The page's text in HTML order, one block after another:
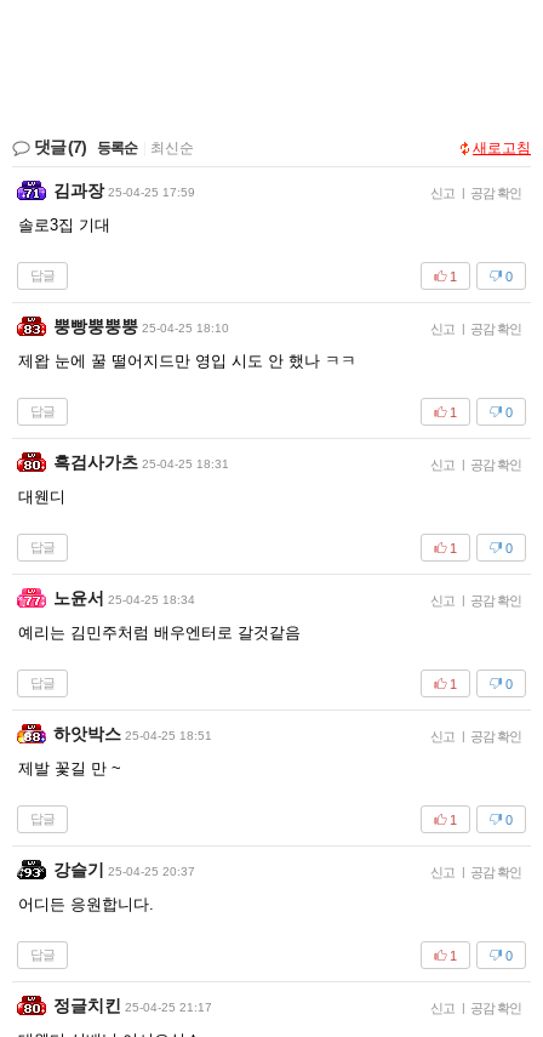
댓글(7) 등록순 최신순 새로고침
김과장 25-04-25 17:59 신고 | 공감 확인
솔로3집 기대
답글 0
1
뿡빵뿡뿡뿡 25-04-25 18:10 신고 | 공감 확인
제왑 눈에 꿀 떨어지드만 영입 시도 안 했나 ㅋㅋ
답글 0
1
흑검사가츠 25-04-25 18:31 신고 | 공감 확인
대웬디
답글 0
1
노윤서 25-04-25 18:34 신고 | 공감 확인
예리는 김민주처럼 배우엔터로 갈것같음
답글 0
1
하앗박스 25-04-25 18:51 신고 | 공감 확인
제발 꽃길 만 ~
답글 0
1
강슬기 25-04-25 20:37 신고 | 공감 확인
어디든 응원합니다.
답글 0
1
정글치킨 25-04-25 21:17 신고 | 공감 확인